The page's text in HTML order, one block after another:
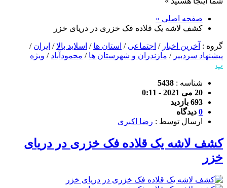
صفحه اصلی »
کشف لاشه یک قلاده فک خزری در دریای خزر
گروه : آخرین اخبار / اجتماعی / استان ها / اسلاید بالا/ ایران /
پیشنهاد سردبیر / مازندران و شهرستان ها / محمودآباد / ویژه
پ
شناسه : 5438
20 می 2021 - 0:11
693 بازدید
0 دیدگاه
ارسال توسط : رضا اکبری
کشف لاشه یک قلاده فک خزری در دریای
خزر